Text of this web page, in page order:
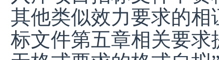
其他类似效力要求的相
标文件第五章相关要